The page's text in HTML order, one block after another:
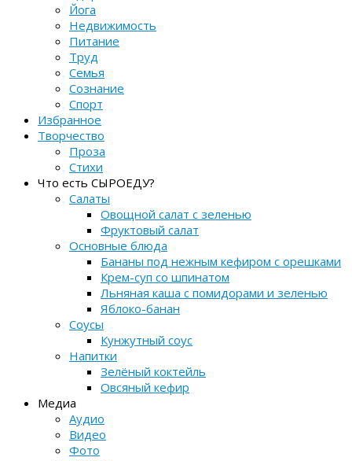
Йога
Недвижимость
Питание
Труд
Семья
Сознание
Спорт
Избранное
Творчество
Проза
Стихи
Что есть СЫРОЕДУ?
Салаты
Овощной салат с зеленью
Фруктовый салат
Основные блюда
Бананы под нежным кефиром с орешками
Крем-суп со шпинатом
Льняная каша с помидорами и зеленью
Яблоко-банан
Соусы
Кунжутный соус
Напитки
Зелёный коктейль
Овсяный кефир
Медиа
Аудио
Видео
Фото